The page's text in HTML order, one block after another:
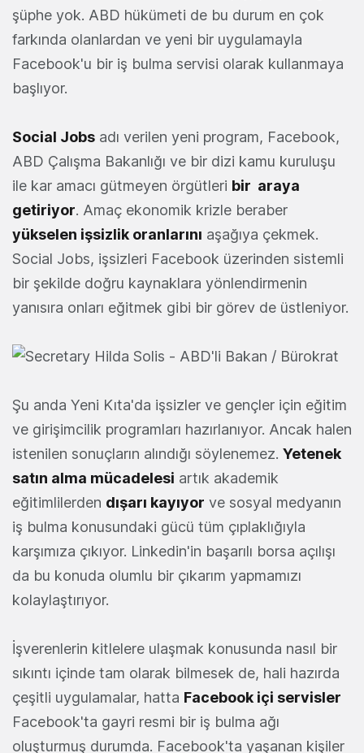
şüphe yok. ABD hükümeti de bu durum en çok
farkında olanlardan ve yeni bir uygulamayla
Facebook'u bir iş bulma servisi olarak kullanmaya
başlıyor.
Social Jobs adı verilen yeni program, Facebook,
ABD Çalışma Bakanlığı ve bir dizi kamu kuruluşu
ile kar amacı gütmeyen örgütleri bir araya
getiriyor. Amaç ekonomik krizle beraber
yükselen işsizlik oranlarını aşağıya çekmek.
Social Jobs, işsizleri Facebook üzerinden sistemli
bir şekilde doğru kaynaklara yönlendirmenin
yanısıra onları eğitmek gibi bir görev de üstleniyor.
Şu anda Yeni Kıta'da işsizler ve gençler için eğitim
ve girişimcilik programları hazırlanıyor. Ancak halen
istenilen sonuçların alındığı söylenemez. Yetenek
satın alma mücadelesi artık akademik
eğitimlilerden dışarı kayıyor ve sosyal medyanın
iş bulma konusundaki gücü tüm çıplaklığıyla
karşımıza çıkıyor. Linkedin'in başarılı borsa açılışı
da bu konuda olumlu bir çıkarım yapmamızı
kolaylaştırıyor.
İşverenlerin kitlelere ulaşmak konusunda nasıl bir
sıkıntı içinde tam olarak bilmesek de, hali hazırda
çeşitli uygulamalar, hatta Facebook içi servisler
Facebook'ta gayri resmi bir iş bulma ağı
oluşturmuş durumda. Facebook'ta yaşanan kişiler